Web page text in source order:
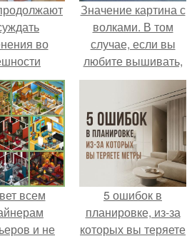
во
Значение картина с
волками. В том
случае, если вы
любите вышивать,
то наверняка
задумывались о
том, что означает та
или иная вышитая
вами картина.
всем
и не
5 ошибок в
планировке, из-за
которых вы теряете